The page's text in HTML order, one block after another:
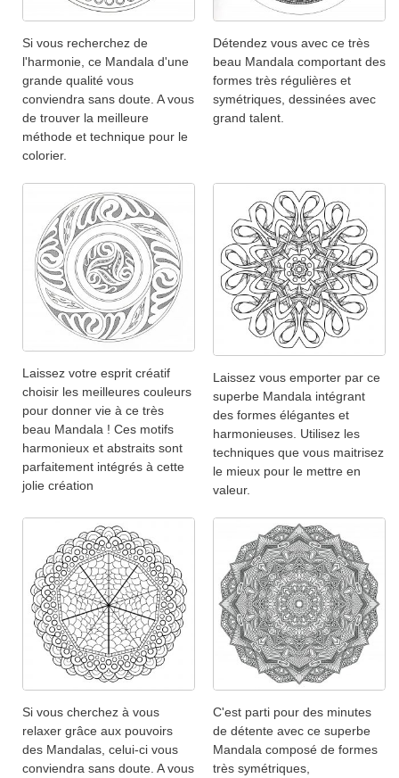
Si vous recherchez de
l'harmonie, ce Mandala d'une
grande qualité vous
conviendra sans doute. A vous
de trouver la meilleure
méthode et technique pour le
colorier.
Détendez vous avec ce très
beau Mandala comportant des
formes très régulières et
symétriques, dessinées avec
grand talent.
Laissez votre esprit créatif
choisir les meilleures couleurs
pour donner vie à ce très
beau Mandala ! Ces motifs
harmonieux et abstraits sont
parfaitement intégrés à cette
jolie création
Laissez vous emporter par ce
superbe Mandala intégrant
des formes élégantes et
harmonieuses. Utilisez les
techniques que vous maitrisez
le mieux pour le mettre en
valeur.
Si vous cherchez à vous
relaxer grâce aux pouvoirs
des Mandalas, celui-ci vous
conviendra sans doute. A vous
C'est parti pour des minutes
de détente avec ce superbe
Mandala composé de formes
très symétriques,